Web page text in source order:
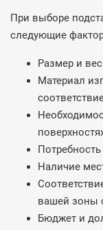
При выборе
следующие
Размер и
Материал
Наличие
вашей зоны
Бюджет и